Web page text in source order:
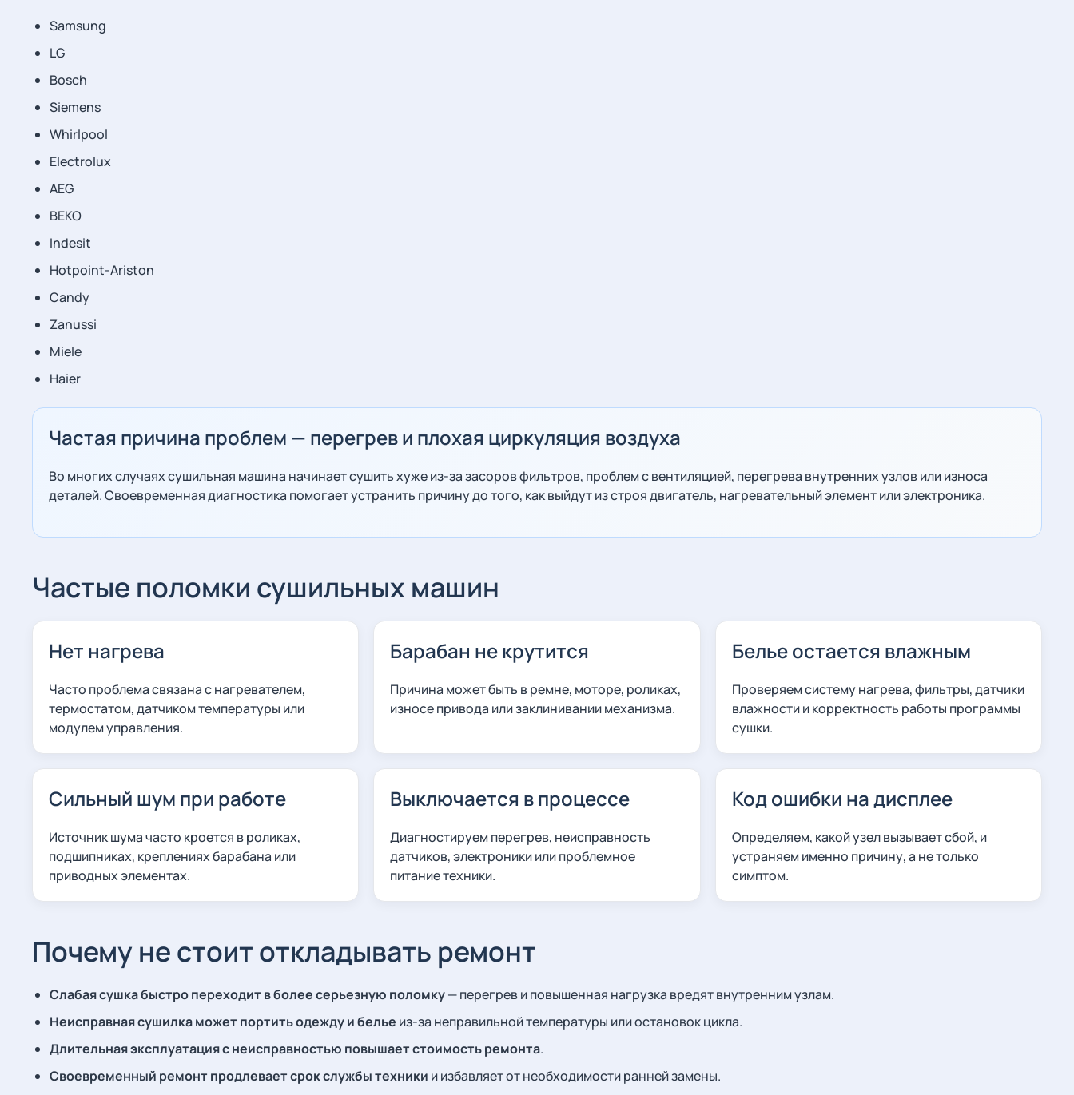
Samsung
LG
Bosch
Siemens
Whirlpool
Electrolux
AEG
BEKO
Indesit
Hotpoint-Ariston
Candy
Zanussi
Miele
Haier
Частая причина проблем — перегрев и плохая циркуляция воздуха
Во многих случаях сушильная машина начинает сушить хуже из-за засоров фильтров, проблем с вентиляцией, перегрева внутренних узлов или износа
деталей. Своевременная диагностика помогает устранить причину до того, как выйдут из строя двигатель, нагревательный элемент или электроника.
Частые поломки сушильных машин
Нет нагрева
Часто проблема связана с нагревателем,
термостатом, датчиком температуры или
модулем управления.
Барабан не крутится
Причина может быть в ремне, моторе, роликах,
износе привода или заклинивании механизма.
Белье остается влажным
Проверяем систему нагрева, фильтры, датчики
влажности и корректность работы программы
сушки.
Сильный шум при работе
Источник шума часто кроется в роликах,
подшипниках, креплениях барабана или
приводных элементах.
Выключается в процессе
Диагностируем перегрев, неисправность
датчиков, электроники или проблемное
питание техники.
Код ошибки на дисплее
Определяем, какой узел вызывает сбой, и
устраняем именно причину, а не только
симптом.
Почему не стоит откладывать ремонт
Слабая сушка быстро переходит в более серьезную поломку— перегрев и повышенная нагрузка вредят внутренним узлам.
Неисправная сушилка может портить одежду и белье из-за неправильной температуры или остановок цикла.
Длительная эксплуатация с неисправностью повышает стоимость ремонта.
Своевременный ремонт продлевает срок службы техники и избавляет от необходимости ранней замены.